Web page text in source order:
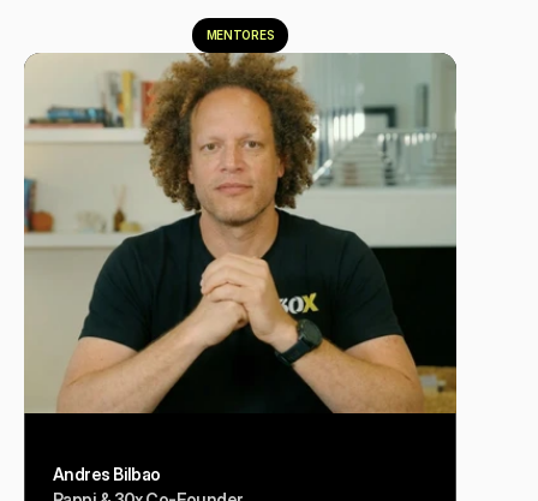
MENTORES
Andres Bilbao